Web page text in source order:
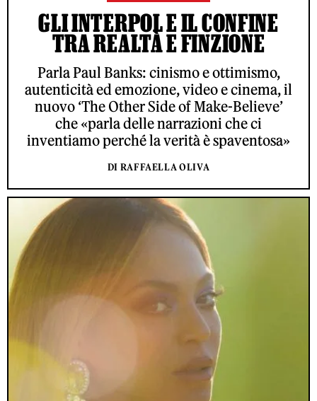
GLI INTERPOL E IL CONFINE
TRA REALTÀ E FINZIONE
Parla Paul Banks: cinismo e ottimismo,
autenticità ed emozione, video e cinema, il
nuovo ‘The Other Side of Make-Believe’
che «parla delle narrazioni che ci
inventiamo perché la verità è spaventosa»
DI RAFFAELLA OLIVA